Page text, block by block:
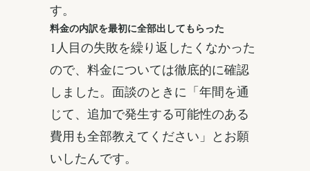
す。
料金の内訳を最初に全部出してもらった
1人目の失敗を繰り返したくなかった
ので、料金については徹底的に確認
しました。面談のときに「年間を通
じて、追加で発生する可能性のある
費用も全部教えてください」とお願
いしたんです。